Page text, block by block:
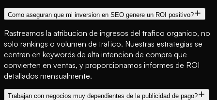
Como aseguran que mi inversion en SEO genere un ROI positivo?
Rastreamos la atribucion de ingresos del trafico organico, no
solo rankings o volumen de trafico. Nuestras estrategias se
centran en keywords de alta intencion de compra que
convierten en ventas, y proporcionamos informes de ROI
detallados mensualmente.
Trabajan con negocios muy dependientes de la publicidad de pago?